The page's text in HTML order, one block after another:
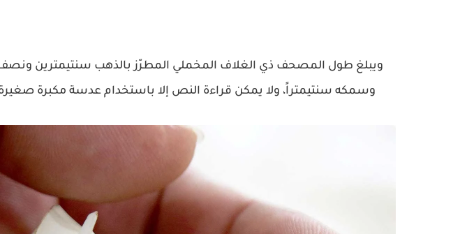
ويبلغ طول المصحف ذي الغلاف المخملي المطرّز بالذهب سنتيمترين
وسمكه سنتيمتراً، ولا يمكن قراءة النص إلا باستخدام عدسة مكبرة